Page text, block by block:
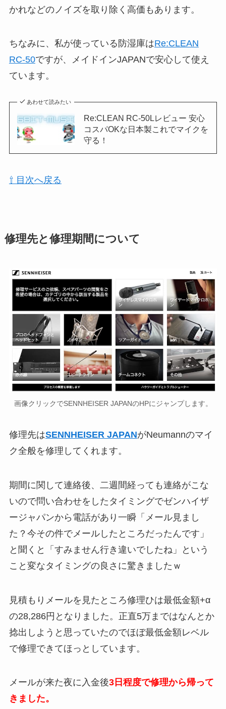
かれなどのノイズを取り除く高価もあります。
ちなみに、私が使っている防湿庫はRe:CLEAN
RC-50ですが、メイドインJAPANで安心して使え
ています。
あわせて読みたい
Re:CLEAN RC-50Lレビュー 安心
コスパOKな日本製これでマイクを
守る！
⇧ 目次へ戻る
修理先と修理期間について
画像クリックでSENNHEISER JAPANのHPにジャンプします。
修理先はSENNHEISER JAPANがNeumannのマイ
ク全般を修理してくれます。
期間に関して連絡後、二週間経っても連絡がこな
いので問い合わせをしたタイミングでゼンハイザ
ージャパンから電話があり一瞬「メール見まし
た？今その件でメールしたところだったんです」
と聞くと「すみません行き違いでしたね」という
こと変なタイミングの良さに驚きましたｗ
見積もりメールを見たところ修理ひは最低金額+α
の28,286円となりました。 正直5万まではなんとか
捻出しようと思っていたのでほぼ最低金額レベル
で修理できてほっとしています。
メールが来た夜に入金後3日程度で修理から帰って
きました。